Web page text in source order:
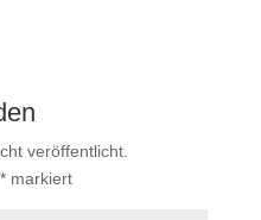
veröffentlicht.
*markiert